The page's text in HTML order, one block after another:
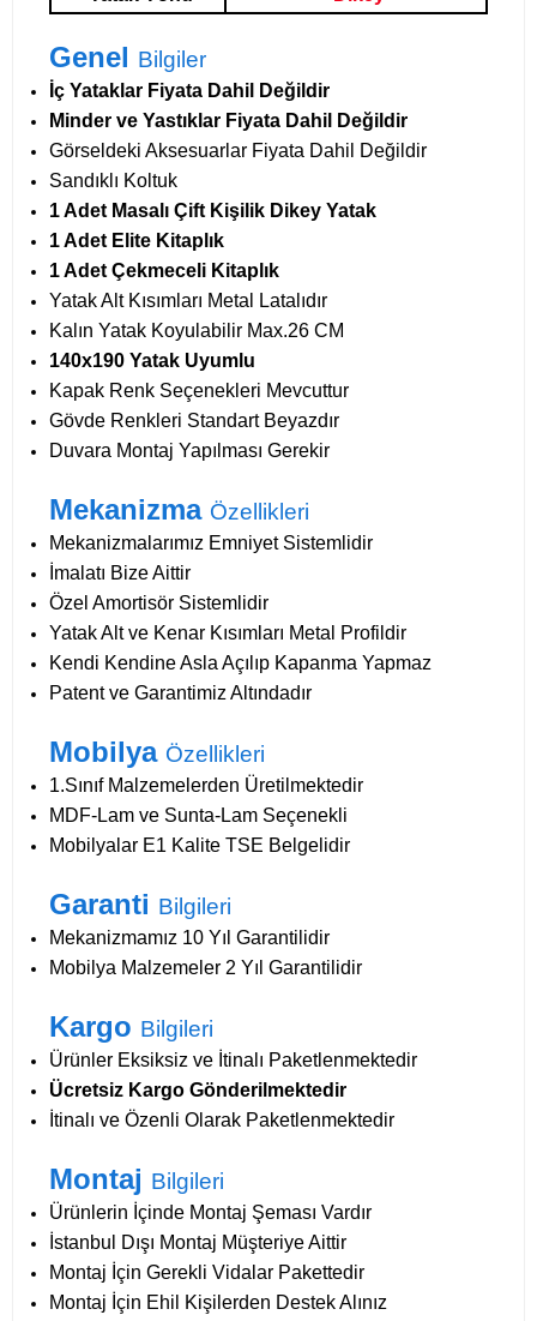
Genel Bilgiler
İç Yataklar Fiyata Dahil Değildir
Minder ve Yastıklar Fiyata Dahil Değildir
Görseldeki Aksesuarlar Fiyata Dahil Değildir
Sandıklı Koltuk
1 Adet Masalı Çift Kişilik Dikey Yatak
1 Adet Elite Kitaplık
1 Adet Çekmeceli Kitaplık
Yatak Alt Kısımları Metal Latalıdır
Kalın Yatak Koyulabilir Max.26 CM
140x190 Yatak Uyumlu
Kapak Renk Seçenekleri Mevcuttur
Gövde Renkleri Standart Beyazdır
Duvara Montaj Yapılması Gerekir
Mekanizma Özellikleri
Mekanizmalarımız Emniyet Sistemlidir
İmalatı Bize Aittir
Özel Amortisör Sistemlidir
Yatak Alt ve Kenar Kısımları Metal Profildir
Kendi Kendine Asla Açılıp Kapanma Yapmaz
Patent ve Garantimiz Altındadır
Mobilya Özellikleri
1.Sınıf Malzemelerden Üretilmektedir
MDF-Lam ve Sunta-Lam Seçenekli
Mobilyalar E1 Kalite TSE Belgelidir
Garanti Bilgileri
Mekanizmamız 10 Yıl Garantilidir
Mobilya Malzemeler 2 Yıl Garantilidir
Kargo Bilgileri
Ürünler Eksiksiz ve İtinalı Paketlenmektedir
Ücretsiz Kargo Gönderilmektedir
İtinalı ve Özenli Olarak Paketlenmektedir
Montaj Bilgileri
Ürünlerin İçinde Montaj Şeması Vardır
İstanbul Dışı Montaj Müşteriye Aittir
Montaj İçin Gerekli Vidalar Pakettedir
Montaj İçin Ehil Kişilerden Destek Alınız